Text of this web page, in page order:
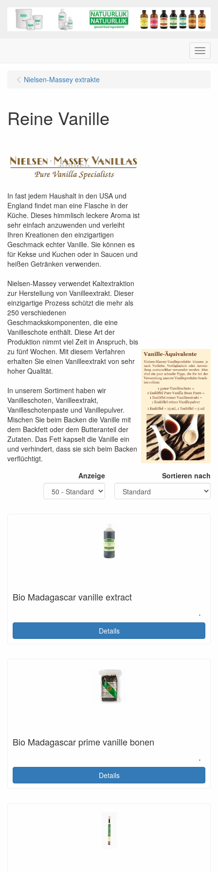
Menu
Nielsen-Massey extrakte
Reine Vanille
In fast jedem Haushalt in den USA und
England findet man eine Flasche in der
Küche. Dieses himmlisch leckere Aroma ist
sehr einfach anzuwenden und verleiht
Ihren Kreationen den einzigartigen
Geschmack echter Vanille. Sie können es
für Kekse und Kuchen oder in Saucen und
heißen Getränken verwenden.
Nielsen-Massey verwendet Kaltextraktion
zur Herstellung von Vanilleextrakt. Dieser
einzigartige Prozess schützt die mehr als
250 verschiedenen
Geschmackskomponenten, die eine
Vanilleschote enthält. Diese Art der
Produktion nimmt viel Zeit in Anspruch, bis
zu fünf Wochen. Mit diesem Verfahren
erhalten Sie einen Vanilleextrakt von sehr
hoher Qualität.
In unserem Sortiment haben wir
Vanilleschoten, Vanilleextrakt,
Vanilleschotenpaste und Vanillepulver.
Mischen Sie beim Backen die Vanille mit
dem Backfett oder dem Butteranteil der
Zutaten. Das Fett kapselt die Vanille ein
und verhindert, dass sie sich beim Backen
verflüchtigt.
Anzeige
Sortieren nach
Bio Madagascar vanille extract
.
Details
Bio Madagascar prime vanille bonen
.
Details